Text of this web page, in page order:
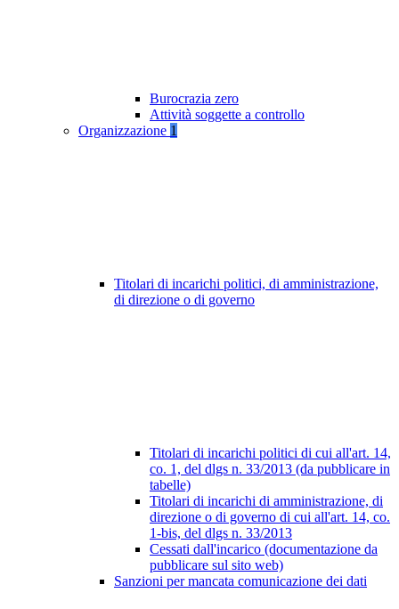
Burocrazia zero
Attività soggette a controllo
Organizzazione 1
Titolari di incarichi politici, di amministrazione,
di direzione o di governo
Titolari di incarichi politici di cui all'art. 14,
co. 1, del dlgs n. 33/2013 (da pubblicare in
tabelle)
Titolari di incarichi di amministrazione, di
direzione o di governo di cui all'art. 14, co.
1-bis, del dlgs n. 33/2013
Cessati dall'incarico (documentazione da
pubblicare sul sito web)
Sanzioni per mancata comunicazione dei dati